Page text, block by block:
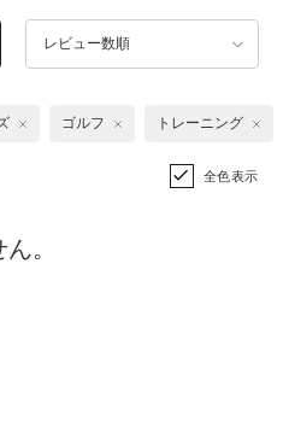
レビュー数順
ゴルフ トレーニング
全色表示
。